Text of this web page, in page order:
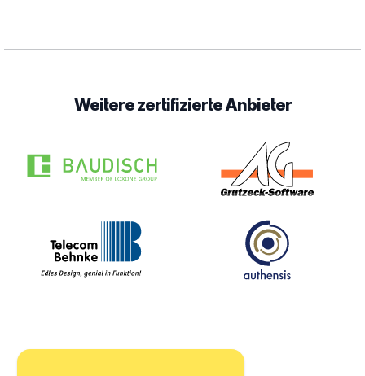
Weitere zertifizierte Anbieter